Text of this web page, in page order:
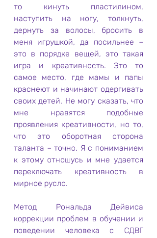
то кинуть пластилином,
наступить на ногу, толкнуть,
дернуть за волосы, бросить в
меня игрушкой, да посильнее –
это в порядке вещей, это такая
игра и креативность. Это то
самое место, где мамы и папы
краснеют и начинают одергивать
своих детей. Не могу сказать, что
мне нравятся подобные
проявления креативности, но то,
что это оборотная сторона
таланта – точно. Я с пониманием
к этому отношусь и мне удается
переключать креативность в
мирное русло.
Метод Рональда Дейвиса
коррекции проблем в обучении и
поведении человека с СДВГ